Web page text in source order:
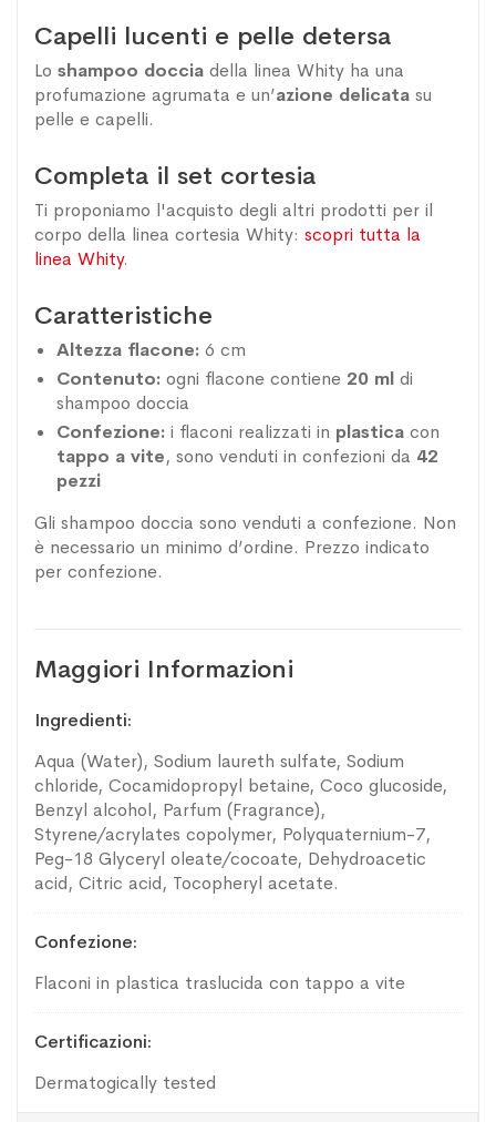
Capelli lucenti e pelle detersa
Lo shampoo doccia della linea Whity ha una
profumazione agrumata e un’azione delicata su
pelle e capelli.
Completa il set cortesia
Ti proponiamo l'acquisto degli altri prodotti per il
corpo della linea cortesia Whity: scopri tutta la
linea Whity.
Caratteristiche
Altezza flacone: 6 cm
Contenuto: ogni flacone contiene 20 ml di
shampoo doccia
Confezione: i flaconi realizzati in plastica con
tappo a vite, sono venduti in confezioni da 42
pezzi
Gli shampoo doccia sono venduti a confezione. Non
è necessario un minimo d’ordine. Prezzo indicato
per confezione.
Maggiori Informazioni
Informazioni
Ingredienti
Aqua (Water), Sodium laureth sulfate, Sodium
chloride, Cocamidopropyl betaine, Coco glucoside,
Benzyl alcohol, Parfum (Fragrance),
Styrene/acrylates copolymer, Polyquaternium-7,
Peg-18 Glyceryl oleate/cocoate, Dehydroacetic
acid, Citric acid, Tocopheryl acetate.
Confezione
Flaconi in plastica traslucida con tappo a vite
Certificazioni
Dermatogically tested